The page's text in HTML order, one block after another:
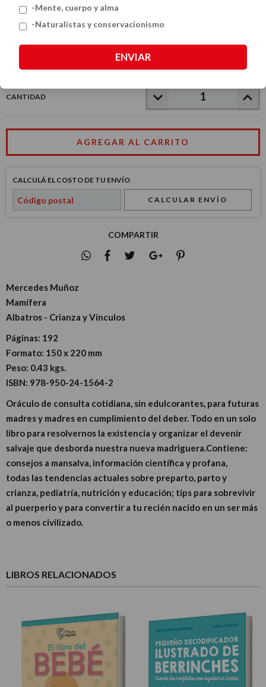
CANTIDAD
CALCULÁ EL COSTO DE TU ENVÍO
CALCULAR ENVÍO
COMPARTIR
Mercedes Muñoz
Mamífera
Albatros - Crianza y Vínculos
Páginas: 192
Formato: 150 x 220 mm
Peso: 0.43 kgs.
ISBN: 978-950-24-1564-2
Oráculo de consulta cotidiana, sin edulcorantes, para futuras
madres y madres en cumplimiento del deber. Todo en un solo
libro para resolvernos la existencia y organizar el devenir
salvaje que desborda nuestra nueva madriguera.Contiene:
consejos a mansalva, información científica y profana,
todas las tendencias actuales sobre preparto, parto y
crianza, pediatría, nutrición y educación; tips para sobrevivir
al puerperio y para convertir a tu recién nacido en un ser más
o menos civilizado.
LIBROS RELACIONADOS
-Mente, cuerpo y alma
-Naturalistas y conservacionismo
ENVIAR